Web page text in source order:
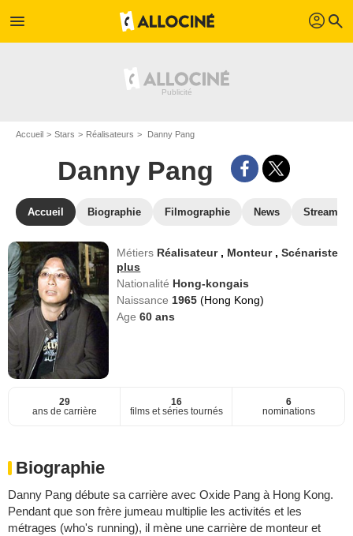
menu profil search
Accueil Stars Réalisateurs Danny Pang
Danny Pang
Accueil Biographie Filmographie News Streaming
Métiers Réalisateur , Monteur ,Scénariste
plus
Nationalité Hong-kongais
Naissance 1965(Hong Kong)
Age60 ans
29
ans de carrière
16
films et séries tournés
6
nominations
Biographie
Danny Pang débute sa carrière avec Oxide Pang à Hong Kong.
Pendant que son frère jumeau multiplie les activités et les
métrages (who's running), il mène une carrière de monteur et